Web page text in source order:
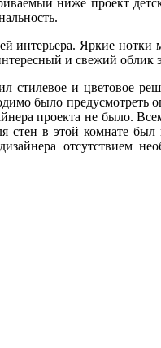
интерьера. Яркие
и свежий облик
стилевое и цветовое
было предусмотреть
проекта не было.
стен в этой комнате
отсутствием